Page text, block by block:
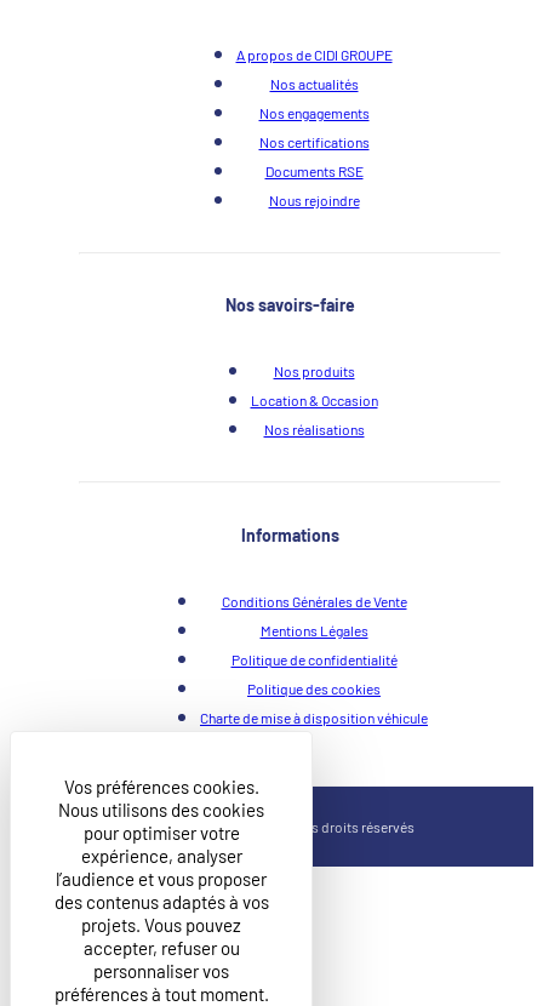
Vos préférences cookies.
Nous utilisons des cookies
pour optimiser votre
expérience, analyser
l’audience et vous proposer
des contenus adaptés à vos
projets. Vous pouvez
accepter, refuser ou
personnaliser vos
préférences à tout moment.
A propos de CIDI GROUPE
Nos actualités
Nos engagements
Nos certifications
Documents RSE
Nous rejoindre
Nos savoirs-faire
Nos produits
Location & Occasion
Nos réalisations
Informations
Conditions Générales de Vente
Mentions Légales
Politique de confidentialité
Politique des cookies
Charte de mise à disposition véhicule
©2026 CIDI Groupe, Tous droits réservés